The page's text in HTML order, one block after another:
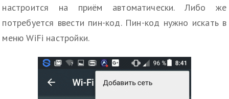
настроится на приём автоматически. Либо же
потребуется ввести пин-код. Пин-код нужно искать в
меню WiFi настройки.